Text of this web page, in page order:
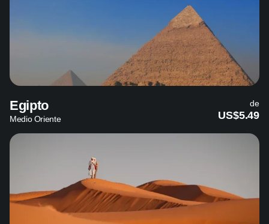
Egipto
Medio Oriente
de
US$5.49